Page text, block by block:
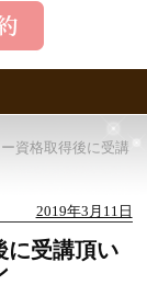
資格取得後に受講
2019年3月11日
に受講頂い